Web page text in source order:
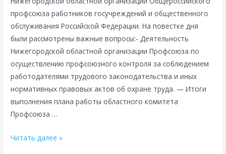
профсоюза работников госучреждений и общественного
обслуживания Российской Федерации. На повестке дня
были рассмотрены важные вопросы:- Деятельность
Нижегородской областной организации Профсоюза по
осуществлению профсоюзного контроля за соблюдением
работодателями трудового законодательства и иных
нормативных правовых актов об охране труда. — Итоги
выполнения плана работы областного комитета
Профсоюза …
VIII
Читать далее »